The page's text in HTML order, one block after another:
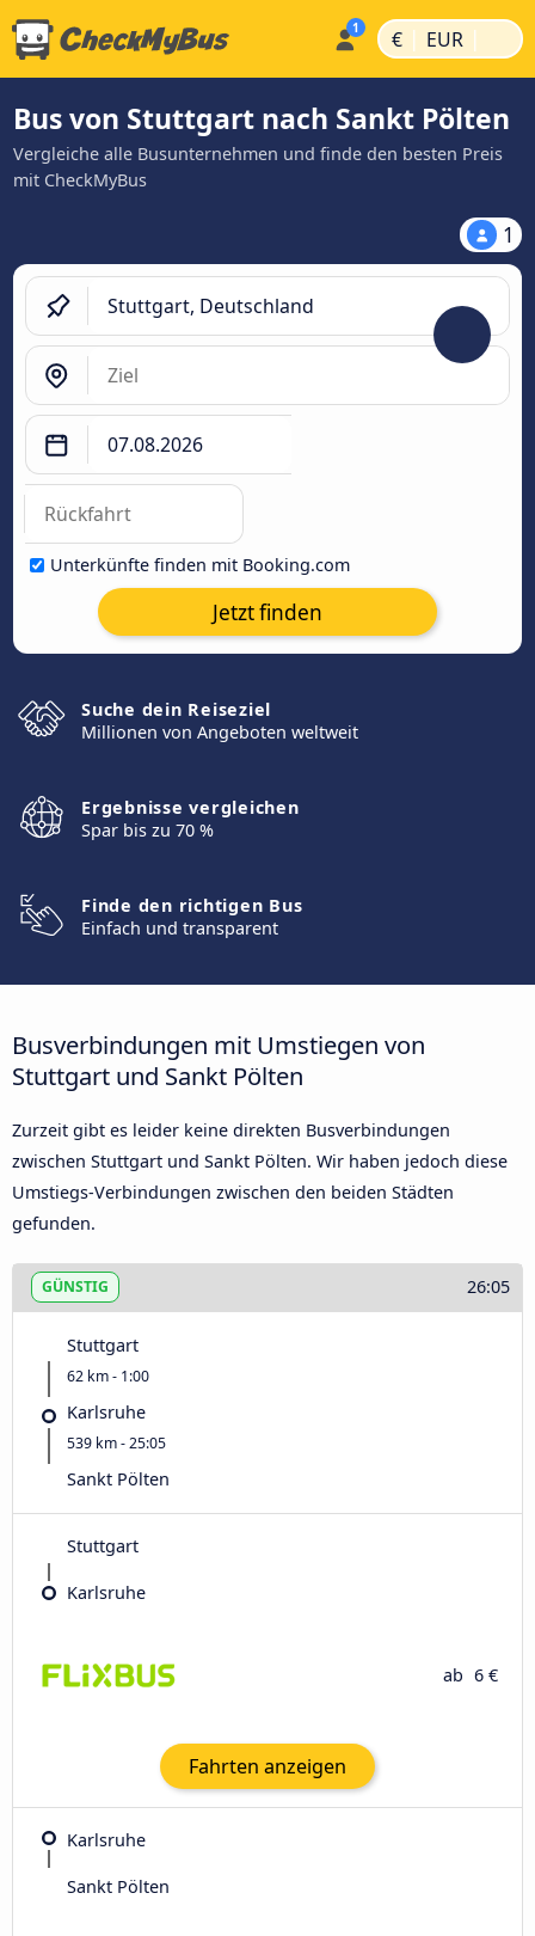
€ | EUR |
Bus von Stuttgart nach Sankt Pölten
Vergleiche alle Busunternehmen und finde den besten Preis
mit CheckMyBus
1
Unterkünfte finden mit Booking.com
Jetzt finden
Suche dein Reiseziel
Millionen von Angeboten weltweit
Ergebnisse vergleichen
Spar bis zu 70 %
Finde den richtigen Bus
Einfach und transparent
Busverbindungen mit Umstiegen von
Stuttgart und Sankt Pölten
Zurzeit gibt es leider keine direkten Busverbindungen
zwischen Stuttgart und Sankt Pölten. Wir haben jedoch diese
Umstiegs-Verbindungen zwischen den beiden Städten
gefunden.
GÜNSTIG 26:05
Stuttgart
62 km - 1:00
Karlsruhe
539 km - 25:05
Sankt Pölten
Stuttgart
Karlsruhe
ab 6 €
Fahrten anzeigen
Karlsruhe
Sankt Pölten